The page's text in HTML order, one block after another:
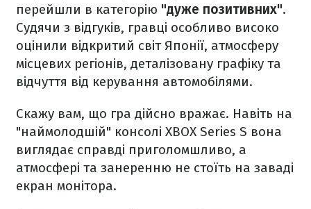
перейшли в категорію "дуже позитивних".
Судячи з відгуків, гравці особливо високо
оцінили відкритий світ Японії, атмосферу
місцевих регіонів, деталізовану графіку та
відчуття від керування автомобілями.
Скажу вам, що гра дійсно вражає. Навіть на
"наймолодшій" консолі XBOX Series S вона
виглядає справді приголомшливо, а
атмосфері та занеренню не стоїть на заваді
екран монітора.